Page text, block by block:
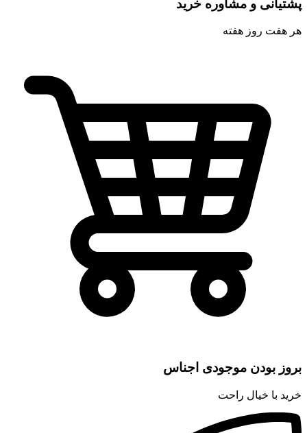
پشتیانی و مشاوره خرید
هر هفت روز هفته
بروز بودن موجودی اجناس
خرید با خیال راحت